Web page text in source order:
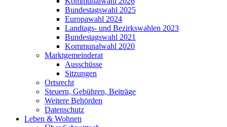
Bundestagswahl 2025
Europawahl 2024
Landtags- und Bezirkswahlen 2023
Bundestagswahl 2021
Kommunalwahl 2020
Marktgemeinderat
Ausschüsse
Sitzungen
Ortsrecht
Steuern, Gebühren, Beiträge
Weitere Behörden
Datenschutz
Leben & Wohnen